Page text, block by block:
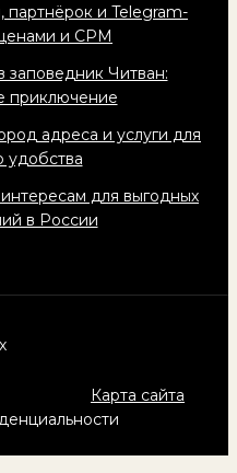
партнёрок и Telegram-
и CPM
заповедник Читван:
приключение
адреса и услуги для
удобства
для выгодных
в России
Карта сайта